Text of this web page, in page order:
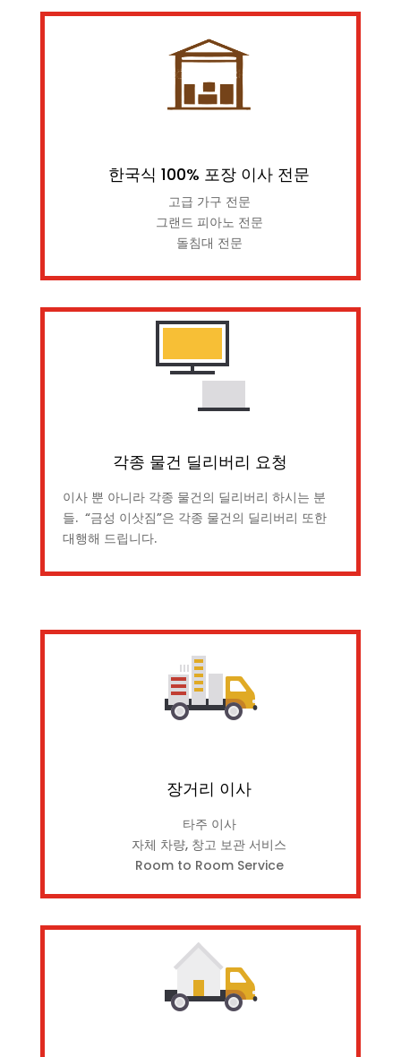
한국식 100% 포장 이사 전문
고급 가구 전문
그랜드 피아노 전문
돌침대 전문
각종 물건 딜리버리 요청
이사 뿐 아니라 각종 물건의 딜리버리 하시는 분
들. “금성 이삿짐”은 각종 물건의 딜리버리 또한
대행해 드립니다.
장거리 이사
타주 이사
자체 차량, 창고 보관 서비스
Room to Room Service